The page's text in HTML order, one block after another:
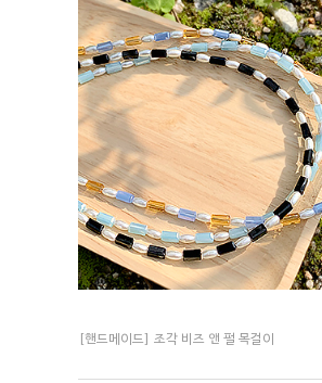
[핸드메이드] 조각 비즈 앤 펄 목걸이